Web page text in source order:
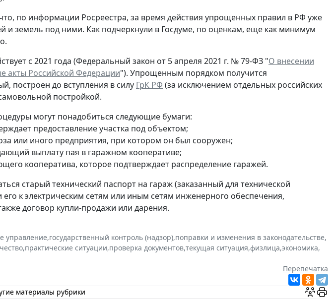
по информации Росреестра, за время действия упрощенных правил в РФ уже
и земель под ними. Как подчеркнули в Госдуме, по оценкам, еще как минимум
с 2021 года (Федеральный закон от 5 апреля 2021 г. № 79-ФЗ "О внесении
акты Российской Федерации"). Упрощенным порядком получится
построен до вступления в силу ГрК РФ (за исключением отдельных российских
постройкой.
могут понадобиться следующие бумаги:
предоставление участка под объектом;
или иного предприятия, при котором он был сооружен;
выплату пая в гаражном кооперативе;
кооператива, которое подтверждает распределение гаражей.
старый технический паспорт на гараж (заказанный для технической
к электрическим сетям или иным сетям инженерного обеспечения,
договор купли-продажи или дарения.
управление,государственный контроль (надзор),поправки и изменения в законодательстве,
,практические ситуации,проверка документов,текущая ситуация,физлица,экономика,
Перепечатка
материалы рубрики